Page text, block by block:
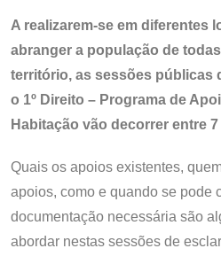
A realizarem-se em diferentes
abranger a população de
território, as sessões públicas
o 1º Direito – Programa de
Habitação vão decorrer entre
Quais os apoios existentes,
apoios, como e quando se pode
documentação necessária são
abordar nestas sessões de